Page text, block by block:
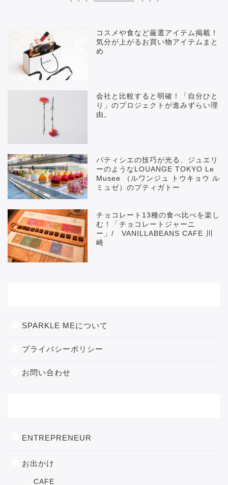
コスメや食など厳選アイテム掲載！
気分が上がるお買い物アイテムまと
め
会社と比較すると明確！「自分ひと
り」のプロジェクトが進みずらい理
由。
パティシエの技巧が光る、ジュエリ
ーのようなLOUANGE TOKYO Le
Musee （ルワンジュ トウキョウ ル
ミュゼ）のプティガトー
チョコレート13種の食べ比べを楽し
む！「チョコレートジャーニ
ー」/ VANILLABEANS CAFE 川
崎
SPARKLE MEについて
プライバシーポリシー
お問い合わせ
ENTREPRENEUR
お出かけ
CAFE